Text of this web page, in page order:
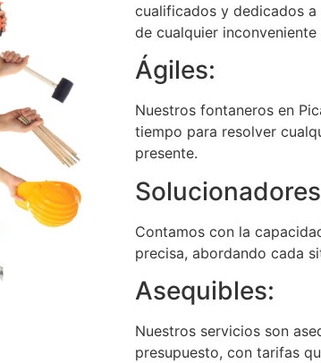
cualificados y dedicados
de cualquier inconveniente
Ágiles:
Nuestros fontaneros en
tiempo para resolver
presente.
Contamos con la
precisa, abordando cada
Asequibles:
Nuestros servicios son
presupuesto, con tarifas